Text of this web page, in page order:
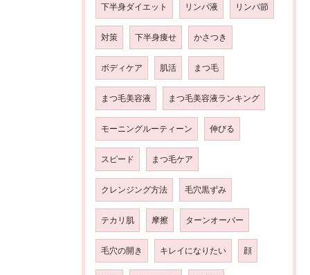
下半身ダイエット リンパ液 リンパ節
対策 下半身痩せ かさつき
ボディケア 肌活 まつ毛
まつ毛美容液 まつ毛美容液ランキング
モーニングルーティーン 伸びる
スピード まつ毛ケア
クレンジング方法 毛穴黒ずみ
テカリ肌 摩擦 ターンオーバー
毛穴の開き キレイになりたい 顔